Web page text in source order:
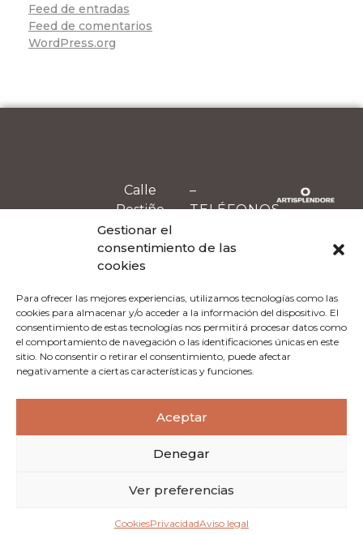
Gestionar el
consentimiento de las
cookies
Para ofrecer las mejores experiencias, utilizamos tecnologías como las
cookies para almacenar y/o acceder a la información del dispositivo. El
consentimiento de estas tecnologías nos permitirá procesar datos como
el comportamiento de navegación o las identificaciones únicas en este
sitio. No consentir o retirar el consentimiento, puede afectar
negativamente a ciertas características y funciones.
Aceptar
Denegar
Ver preferencias
CookiesPrivacidadAviso legal
Feed de entradas
Feed de comentarios
WordPress.org
Calle
Pestiño
s/n
09530
Oña,
(España)
–
TELÉFONOS
Turística:
505
Casa
Parroquial:
947 300
103
2024 © Monasterio de San Salvador de Oña ·